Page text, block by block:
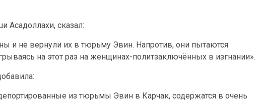
Асадоллахи, сказал:
и не вернули их в тюрьму Эвин. Напротив, они пытаются
на этот раз на женщинах-политзаключённых в изгнании».
из тюрьмы Эвин в Карчак, содержатся в очень